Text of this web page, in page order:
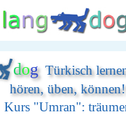
dogTürkisch
hören, üben, können!
Kurs "Umran":